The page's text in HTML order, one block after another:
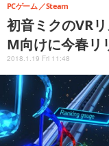
初音ミクのVR
M向けに今春リ
PCゲーム Steam
2018.1.19 Fri 11:48